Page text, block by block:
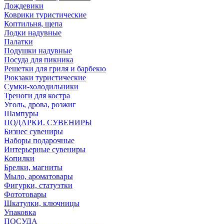
Дождевики
Коврики туристические
Коптильня, щепа
Лодки надувные
Палатки
Подушки надувные
Посуда для пикника
Решетки для гриля и барбекю
Рюкзаки туристические
Сумки-холодильники
Треноги для костра
Уголь, дрова, розжиг
Шампуры
ПОДАРКИ. СУВЕНИРЫ
Бизнес сувениры
Наборы подарочные
Интерьерные сувениры
Копилки
Брелки, магниты
Мыло, ароматовары
Фигурки, статуэтки
Фототовары
Шкатулки, ключницы
Упаковка
ПОСУДА